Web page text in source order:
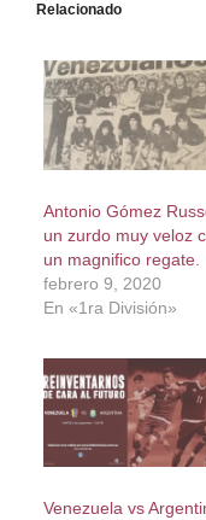
Relacionado
Antonio Gómez
un zurdo muy veloz
un magnifico regate.
febrero 9, 2020
En «1ra División»
Venezuela vs